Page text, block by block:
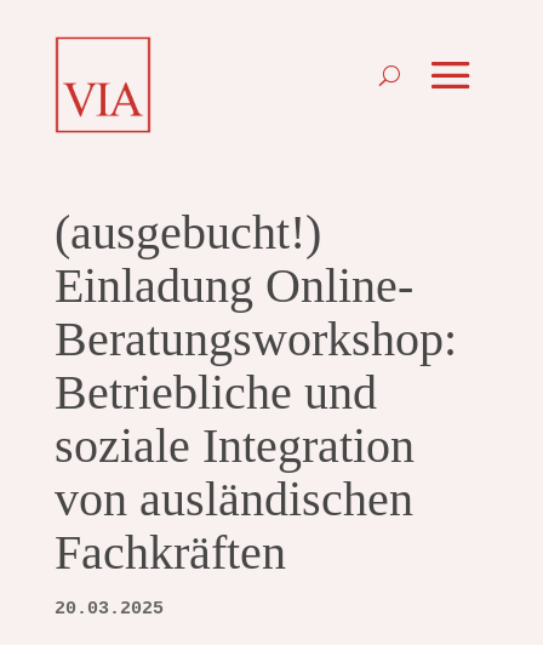
(ausgebucht!)
Einladung Online-
Beratungsworkshop:
Betriebliche und
soziale Integration
von ausländischen
Fachkräften
20.03.2025